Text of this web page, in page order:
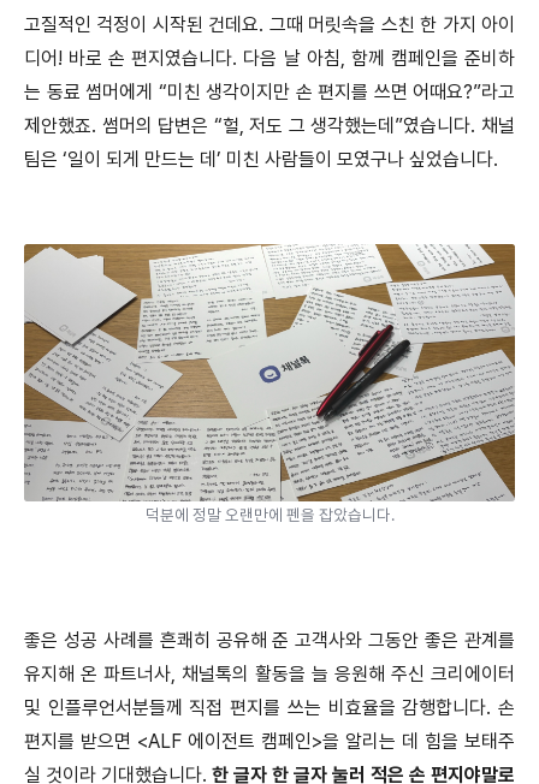
고질적인 걱정이 시작된 건데요. 그때 머릿속을 스친 한 가지 아이
디어! 바로 손 편지였습니다. 다음 날 아침, 함께 캠페인을 준비하
는 동료 썸머에게 “미친 생각이지만 손 편지를 쓰면 어때요?”라고
제안했죠. 썸머의 답변은 “헐, 저도 그 생각했는데”였습니다. 채널
팀은 ‘일이 되게 만드는 데’ 미친 사람들이 모였구나 싶었습니다.
덕분에 정말 오랜만에 펜을 잡았습니다.
좋은 성공 사례를 흔쾌히 공유해 준 고객사와 그동안 좋은 관계를
유지해 온 파트너사, 채널톡의 활동을 늘 응원해 주신 크리에이터
및 인플루언서분들께 직접 편지를 쓰는 비효율을 감행합니다. 손
편지를 받으면 <ALF 에이전트 캠페인>을 알리는 데 힘을 보태주
실 것이라 기대했습니다. 한 글자 한 글자 눌러 적은 손 편지야말로